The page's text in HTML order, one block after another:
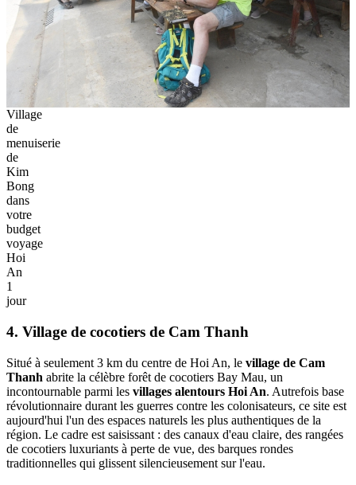
Village
de
menuiserie
de
Kim
Bong
dans
votre
budget
voyage
Hoi
An
1
jour
4. Village de cocotiers de Cam Thanh
Situé à seulement 3 km du centre de Hoi An, le village de Cam
Thanh abrite la célèbre forêt de cocotiers Bay Mau, un
incontournable parmi les villages alentours Hoi An. Autrefois base
révolutionnaire durant les guerres contre les colonisateurs, ce site est
aujourd'hui l'un des espaces naturels les plus authentiques de la
région. Le cadre est saisissant : des canaux d'eau claire, des rangées
de cocotiers luxuriants à perte de vue, des barques rondes
traditionnelles qui glissent silencieusement sur l'eau.